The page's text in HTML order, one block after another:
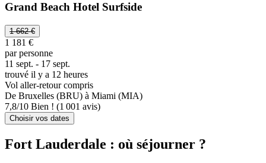
Grand Beach Hotel Surfside
1 662 €
1 181 €
par personne
11 sept. - 17 sept.
trouvé il y a 12 heures
Vol aller-retour compris
De Bruxelles (BRU) à Miami (MIA)
7,8/10 Bien ! (1 001 avis)
Choisir vos dates
Fort Lauderdale : où séjourner ?